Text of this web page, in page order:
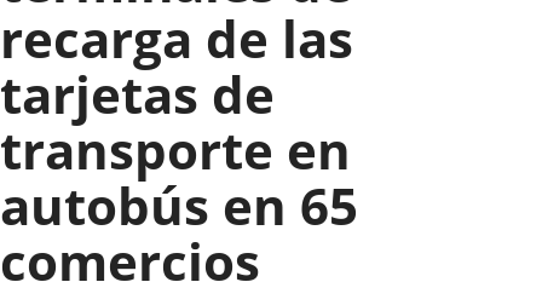
recarga de las
tarjetas de
transporte en
autobús en 65
comercios